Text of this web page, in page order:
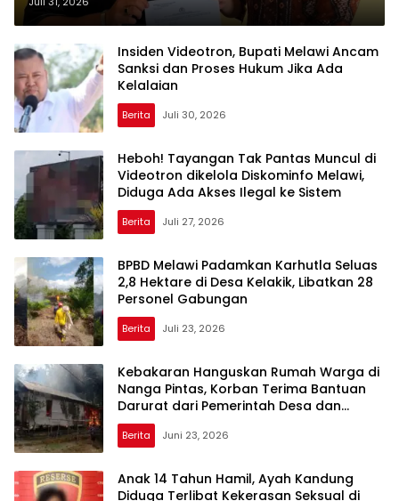
Insiden Videotron, Bupati Melawi Ancam
Sanksi dan Proses Hukum Jika Ada
Kelalaian
Berita Juli 30, 2026
Heboh! Tayangan Tak Pantas Muncul di
Videotron dikelola Diskominfo Melawi,
Diduga Ada Akses Ilegal ke Sistem
Berita Juli 27, 2026
BPBD Melawi Padamkan Karhutla Seluas
2,8 Hektare di Desa Kelakik, Libatkan 28
Personel Gabungan
Berita Juli 23, 2026
Kebakaran Hanguskan Rumah Warga di
Nanga Pintas, Korban Terima Bantuan
Darurat dari Pemerintah Desa dan
Masyarakat
Berita Juni 23, 2026
Anak 14 Tahun Hamil, Ayah Kandung
Diduga Terlibat Kekerasan Seksual di